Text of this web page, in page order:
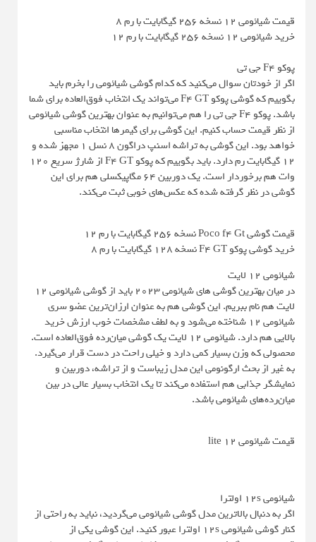
قیمت شیائومی ۱۲ نسخه 256 گیگابایت با رم 8
خرید شیائومی 12 نسخه 256 گیگابایت با رم 12
پوکو F4 جی تی
اگر از خودتان سوال می‌کنید که کدام گوشی شیائومی را بخرم باید
بگوییم که گوشی پوکو F4 GT می‌تواند یک انتخاب فوق‌العاده برای شما
باشد. پوکو F4 جی تی را هم می‌توانیم به عنوان بهترین گوشی شیائومی
از نظر قیمت حساب کنیم. این گوشی برای گیمرها انتخاب مناسبی
خواهد بود. این گوشی به تراشه اسنپ دراگون ۸ نسل ۱ مجهز شده و
۱۲ گیگابایت رم دارد. باید بگوییم که پوکو F4 GT از شارژ سریع ۱۲۰
وات هم برخوردار است. یک دوربین ۶۴ مگاپیکسلی هم برای این
گوشی در نظر گرفته شده که عکس‌های خوبی ثبت می‌کند.
قیمت گوشی Poco f4 Gt نسخه 256 گیگابایت با رم 12
خرید گوشی پوکو F4 GT نسخه 128 گیگابایت با رم 8
شیائومی ۱۲ لایت
در میان بهترین گوشی های شیائومی 2023 باید از گوشی شیائومی ۱۲
لایت هم نام ببریم. این گوشی هم به عنوان ارزان‌ترین عضو سری
شیائومی 12 شناخته می‌شود و به لطف مشخصات خوب ارزش خرید
بالایی هم دارد. شیائومی ۱۲ لایت یک گوشی میان‌رده فوق‌العاده است.
محصولی که وزن بسیار کمی دارد و خیلی راحت در دست قرار می‌گیرد.
به غیر از بحث ارگونومی این مدل زیباست و از تراشه، دوربین و
نمایشگر جذابی هم استفاده می‌کند تا یک انتخاب بسیار عالی در بین
میان‌رده‌های شیائومی باشد.
قیمت شیائومی 12 lite
شیائومی 12s اولترا
اگر به دنبال بالاترین مدل گوشی شیائومی می‌گردید، نباید به راحتی از
کنار گوشی شیائومی 12s اولترا عبور کنید. این گوشی یکی از